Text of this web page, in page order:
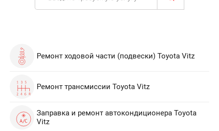
Ремонт ходовой части (подвески) Toyota Vitz
Ремонт трансмиссии Toyota Vitz
Заправка и ремонт автокондиционера Toyota
Vitz